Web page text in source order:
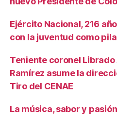
Ejército Nacional, 216
con la juventud como
Teniente coronel
Ramírez asume la
Tiro del CENAE
La música, sabor y